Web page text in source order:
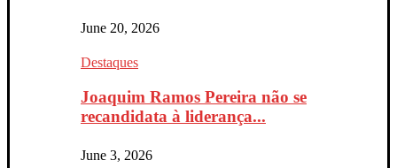
June 20, 2026
Destaques
Joaquim Ramos Pereira não se
recandidata à liderança...
June 3, 2026